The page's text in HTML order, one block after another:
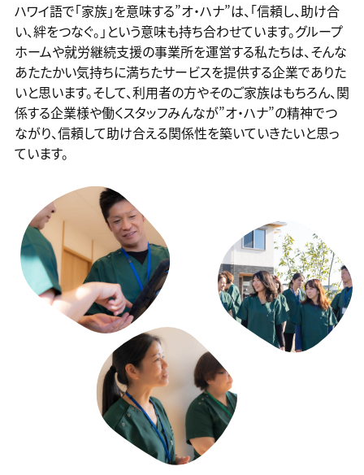
ハワイ語で「家族」を意味する”オ・ハナ”は、「信頼し、助け合
い、絆をつなぐ。」という意味も持ち合わせています。グループ
ホームや就労継続支援の事業所を運営する私たちは、そんな
あたたかい気持ちに満ちたサービスを提供する企業でありた
いと思います。そして、利用者の方やそのご家族はもちろん、関
係する企業様や働くスタッフみんなが”オ・ハナ”の精神でつ
ながり、信頼して助け合える関係性を築いていきたいと思っ
ています。